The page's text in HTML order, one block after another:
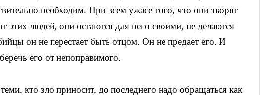
необходим. При всем ужасе того, что они творят
этих людей, они остаются для него своими, не делаются
он не перестает быть отцом. Он не предает его. И
его от непоправимого.
кто зло приносит, до последнего надо обращаться как